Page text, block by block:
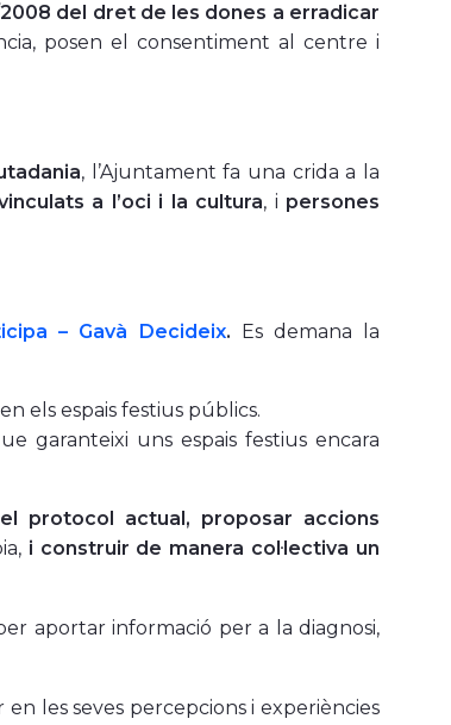
del dret de les dones a erradicar
posen el consentiment al centre i
, l’Ajuntament fa una crida a la
a l’oci i la cultura, i persones
– Gavà Decideix. Es demana la
en els espais festius públics.
garanteixi uns espais festius encara
protocol actual, proposar accions
i construir de manera col·lectiva un
aportar informació per a la diagnosi,
les seves percepcions i experiències